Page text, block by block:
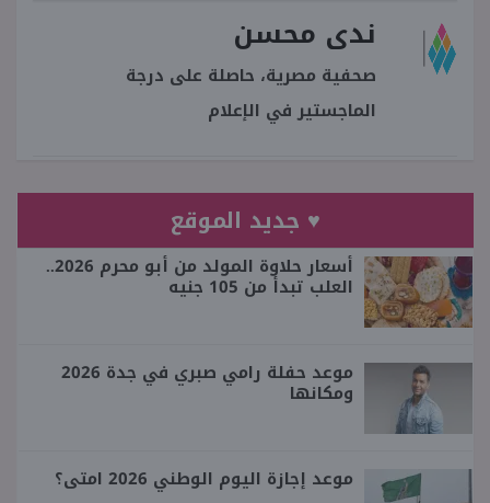
ندى محسن
صحفية مصرية، حاصلة على درجة
الماجستير في الإعلام
♥ جديد الموقع
أسعار حلاوة المولد من أبو محرم 2026..
العلب تبدأ من 105 جنيه
موعد حفلة رامي صبري في جدة 2026
ومكانها
موعد إجازة اليوم الوطني 2026 امتى؟